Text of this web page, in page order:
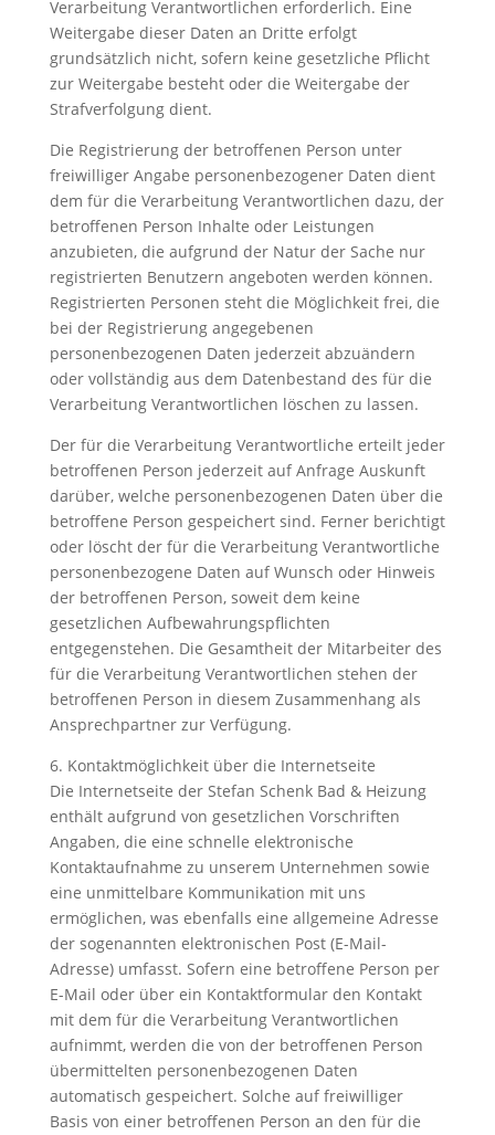
Verarbeitung Verantwortlichen erforderlich. Eine
Weitergabe dieser Daten an Dritte erfolgt
grundsätzlich nicht, sofern keine gesetzliche Pflicht
zur Weitergabe besteht oder die Weitergabe der
Strafverfolgung dient.
Die Registrierung der betroffenen Person unter
freiwilliger Angabe personenbezogener Daten dient
dem für die Verarbeitung Verantwortlichen dazu, der
betroffenen Person Inhalte oder Leistungen
anzubieten, die aufgrund der Natur der Sache nur
registrierten Benutzern angeboten werden können.
Registrierten Personen steht die Möglichkeit frei, die
bei der Registrierung angegebenen
personenbezogenen Daten jederzeit abzuändern
oder vollständig aus dem Datenbestand des für die
Verarbeitung Verantwortlichen löschen zu lassen.
Der für die Verarbeitung Verantwortliche erteilt jeder
betroffenen Person jederzeit auf Anfrage Auskunft
darüber, welche personenbezogenen Daten über die
betroffene Person gespeichert sind. Ferner berichtigt
oder löscht der für die Verarbeitung Verantwortliche
personenbezogene Daten auf Wunsch oder Hinweis
der betroffenen Person, soweit dem keine
gesetzlichen Aufbewahrungspflichten
entgegenstehen. Die Gesamtheit der Mitarbeiter des
für die Verarbeitung Verantwortlichen stehen der
betroffenen Person in diesem Zusammenhang als
Ansprechpartner zur Verfügung.
6. Kontaktmöglichkeit über die Internetseite
Die Internetseite der Stefan Schenk Bad & Heizung
enthält aufgrund von gesetzlichen Vorschriften
Angaben, die eine schnelle elektronische
Kontaktaufnahme zu unserem Unternehmen sowie
eine unmittelbare Kommunikation mit uns
ermöglichen, was ebenfalls eine allgemeine Adresse
der sogenannten elektronischen Post (E-Mail-
Adresse) umfasst. Sofern eine betroffene Person per
E-Mail oder über ein Kontaktformular den Kontakt
mit dem für die Verarbeitung Verantwortlichen
aufnimmt, werden die von der betroffenen Person
übermittelten personenbezogenen Daten
automatisch gespeichert. Solche auf freiwilliger
Basis von einer betroffenen Person an den für die